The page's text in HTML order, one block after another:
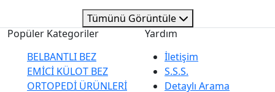
Tümünü Görüntüle
Popüler Kategoriler
BELBANTLI BEZ
EMİCİ KÜLOT BEZ
ORTOPEDİ ÜRÜNLERİ
Yardım
İletişim
S.S.S.
Detaylı Arama